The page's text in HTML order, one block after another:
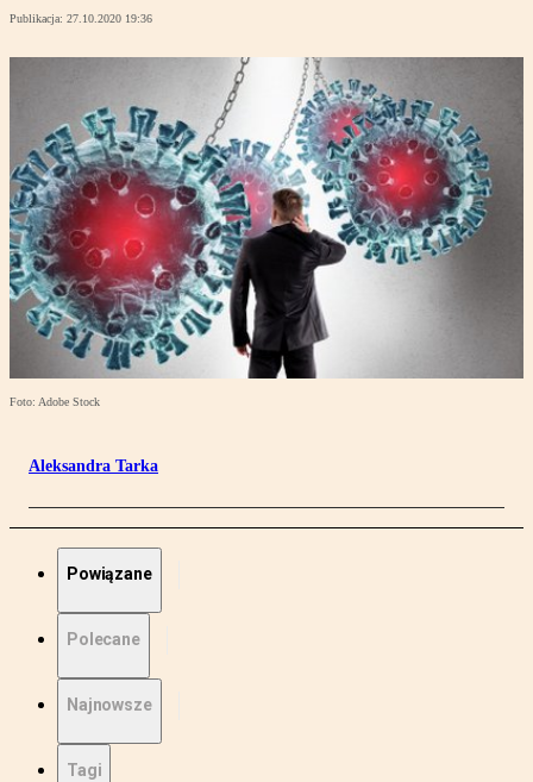
Publikacja: 27.10.2020 19:36
Foto: Adobe Stock
Aleksandra Tarka
Powiązane
Polecane
Najnowsze
Tagi